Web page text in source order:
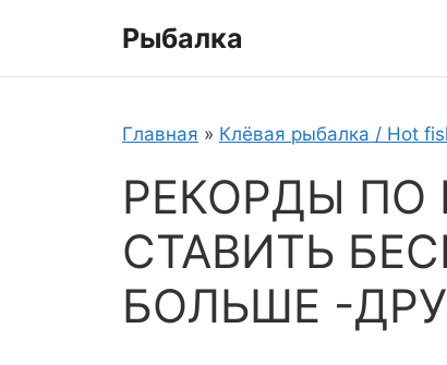
Рыбалка
Главная » Клёвая рыбалка / Hot
РЕКОРДЫ
СТАВИТЬ
БОЛЬШЕ -